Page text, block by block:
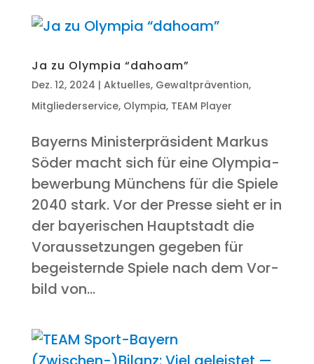
Ja zu Olym­pia “dahoam”
Dez. 12, 2024 | Aktuelles, Gewaltprävention,
Mitgliederservice, Olympia, TEAM Player
Bay­erns Minis­ter­prä­si­dent Mar­kus
Söder macht sich für eine Olym­pia­
be­wer­bung Mün­chens für die Spie­le
2040 stark. Vor der Pres­se sieht er in
der baye­ri­schen Haupt­stadt die
Vor­aus­set­zun­gen gege­ben für
begeis­tern­de Spie­le nach dem Vor­
bild von...